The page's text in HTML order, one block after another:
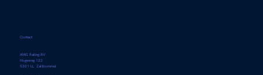
Contact
AMG Railing BV
Hogeweg 123
5301 LL Zaltbommel